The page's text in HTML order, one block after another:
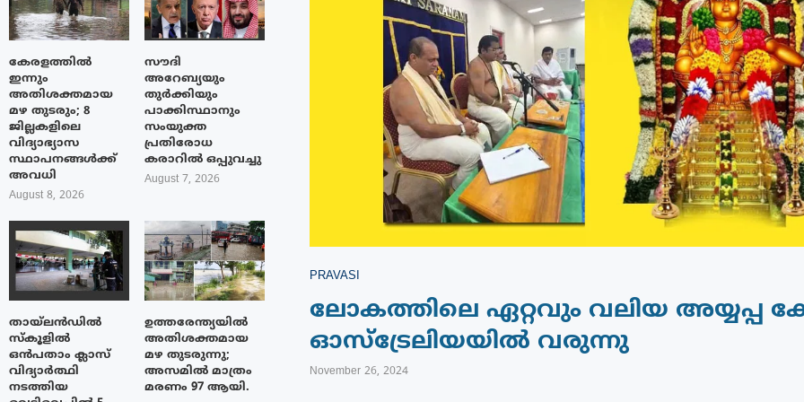
PRAVASI
ലോകത്തിലെ ഏറ്റവും വലിയ അയ്യപ്പ
ഓസ്ട്രേലിയയിൽ വരുന്നു
November 26, 2024
കേരളത്തിൽ
ഇന്നും
അതിശക്തമായ
മഴ തുടരും; 8
ജില്ലകളിലെ
വിദ്യാഭ്യാസ
സ്ഥാപനങ്ങൾക്ക്
അവധി
August 8, 2026
സൗദി
അറേബ്യയും
തുർക്കിയും
പാക്കിസ്ഥാനും
സംയുക്ത
പ്രതിരോധ
കരാറിൽ ഒപ്പുവച്ചു
August 7, 2026
തായ്‌ലൻഡിൽ
സ്കൂളിൽ
ഒൻപതാം ക്ലാസ്
വിദ്യാർത്ഥി
നടത്തിയ
ഉത്തരേന്ത്യയിൽ
അതിശക്തമായ
മഴ തുടരുന്നു;
അസമിൽ മാത്രം
മരണം 97 ആയി.